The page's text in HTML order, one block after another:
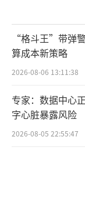
“格斗王”带弹
算成本新策略
2026-08-06 13:11:38
专家：数据中心
字心脏暴露风险
2026-08-05 22:55:47